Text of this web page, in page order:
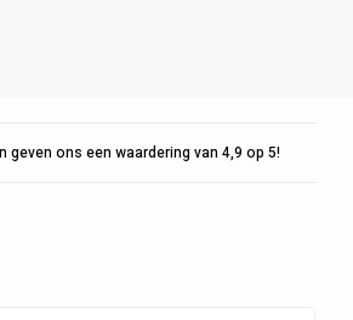
geven ons een waardering van 4,9 op 5!